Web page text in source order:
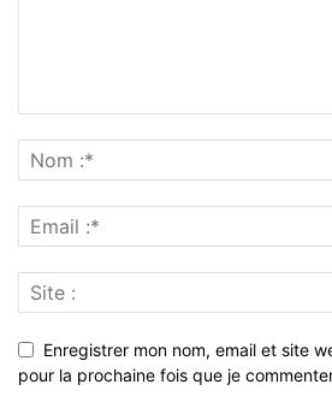
Enregistrer mon nom, email et site
pour la prochaine fois que je